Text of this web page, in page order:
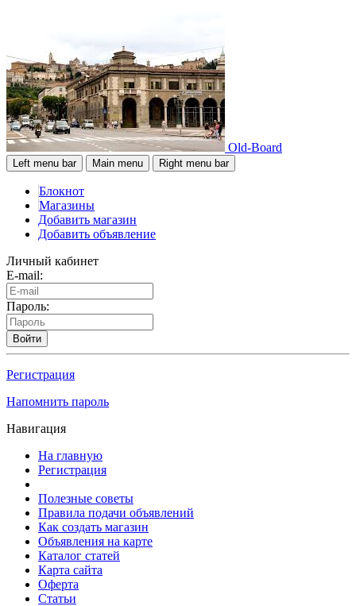
Old-Board
Left menu bar Main menu Right menu bar
Блокнот
Магазины
Добавить магазин
Добавить объявление
Личный кабинет
E-mail:
Пароль:
Войти
Регистрация
Напомнить пароль
Навигация
На главную
Регистрация
Полезные советы
Правила подачи объявлений
Как создать магазин
Объявления на карте
Каталог статей
Карта сайта
Оферта
Статьи